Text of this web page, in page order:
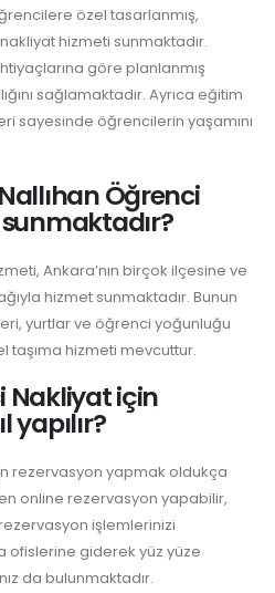
özel tasarlanmış,
hizmeti sunmaktadır.
göre planlanmış
sağlamaktadır. Ayrıca eğitim
sayesinde öğrencilerin yaşamını
Öğrenci
Ankara’nın birçok ilçesine ve
hizmet sunmaktadır. Bunun
yurtlar ve öğrenci yoğunluğu
hizmeti mevcuttur.
Nakliyat için
yapılır?
rezervasyon yapmak oldukça
online rezervasyon yapabilir,
işlemlerinizi
ofislerine giderek yüz yüze
da bulunmaktadır.